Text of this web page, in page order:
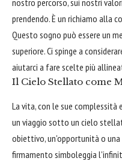
prendendo. È un richiamo alla
Questo sogno può essere un
superiore. Ci spinge a
aiutarci a fare scelte più
Il Cielo Stellato come
La vita, con le sue complessità
un viaggio sotto un cielo
obiettivo, un'opportunità o una
firmamento simboleggia